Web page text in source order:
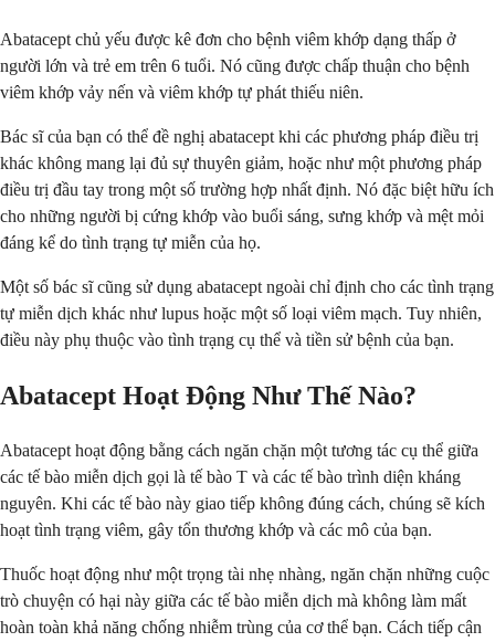
Abatacept chủ yếu được kê đơn cho bệnh viêm khớp dạng thấp ở
người lớn và trẻ em trên 6 tuổi. Nó cũng được chấp thuận cho bệnh
viêm khớp vảy nến và viêm khớp tự phát thiếu niên.
Bác sĩ của bạn có thể đề nghị abatacept khi các phương pháp điều trị
khác không mang lại đủ sự thuyên giảm, hoặc như một phương pháp
điều trị đầu tay trong một số trường hợp nhất định. Nó đặc biệt hữu ích
cho những người bị cứng khớp vào buổi sáng, sưng khớp và mệt mỏi
đáng kể do tình trạng tự miễn của họ.
Một số bác sĩ cũng sử dụng abatacept ngoài chỉ định cho các tình trạng
tự miễn dịch khác như lupus hoặc một số loại viêm mạch. Tuy nhiên,
điều này phụ thuộc vào tình trạng cụ thể và tiền sử bệnh của bạn.
Abatacept Hoạt Động Như Thế Nào?
Abatacept hoạt động bằng cách ngăn chặn một tương tác cụ thể giữa
các tế bào miễn dịch gọi là tế bào T và các tế bào trình diện kháng
nguyên. Khi các tế bào này giao tiếp không đúng cách, chúng sẽ kích
hoạt tình trạng viêm, gây tổn thương khớp và các mô của bạn.
Thuốc hoạt động như một trọng tài nhẹ nhàng, ngăn chặn những cuộc
trò chuyện có hại này giữa các tế bào miễn dịch mà không làm mất
hoàn toàn khả năng chống nhiễm trùng của cơ thể bạn. Cách tiếp cận